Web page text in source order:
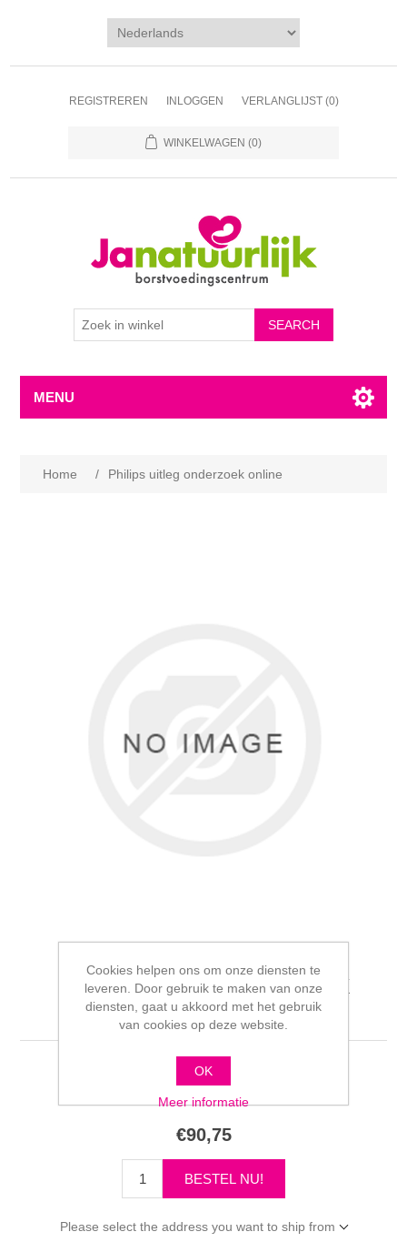
REGISTREREN INLOGGEN VERLANGLIJST (0)
WINKELWAGEN (0)
MENU
Home / Philips uitleg onderzoek online
Philips uitleg onderzoek
online
€90,75
Please select the address you want to ship from
Cookies helpen ons om onze diensten te
leveren. Door gebruik te maken van onze
diensten, gaat u akkoord met het gebruik
van cookies op deze website.
OK
Meer informatie